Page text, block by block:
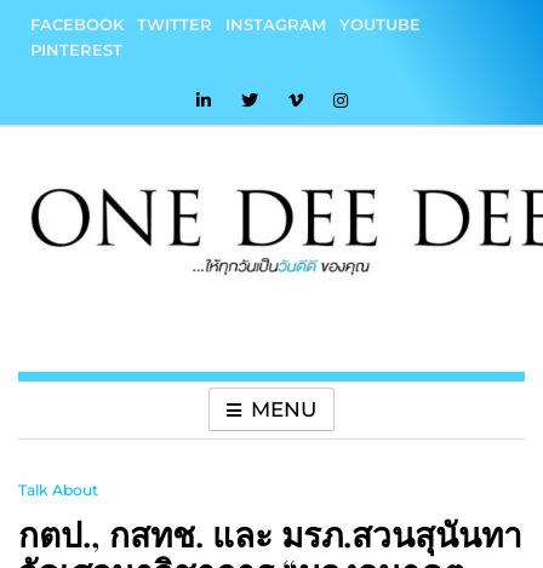
content
FACEBOOK TWITTER INSTAGRAM
YOUTUBE
PINTEREST
MENU
Talk About
กตป., กสทช. และ มรภ.สวนสุนันทา